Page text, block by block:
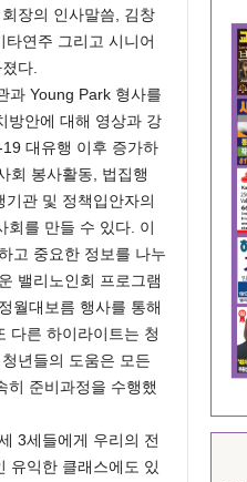
장의 인사말씀, 김창
연주 그리고 시니어
다.
과 Young Park 형사를
방안에 대해 영상과 강
대유행 이후 증가하
회 봉사활동, 법집행
관 및 정책입안자의
회를 만들 수 있다. 이
고 중요한 정보를 나누
밸리노인회 프로그램
월대보름 행사를 통해
다른 하이라이트는 청
년들의 도움은 모든
히 준비과정을 수행했
3세들에게 우리의 전
유익한 클래스에도 있